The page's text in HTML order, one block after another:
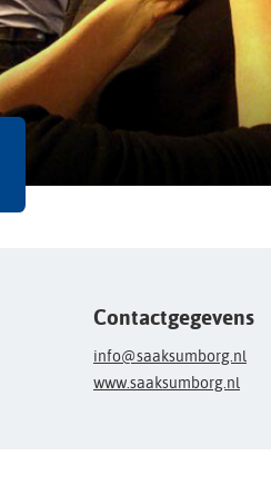
Contactgegevens
info@saaksumborg.nl
www.saaksumborg.nl